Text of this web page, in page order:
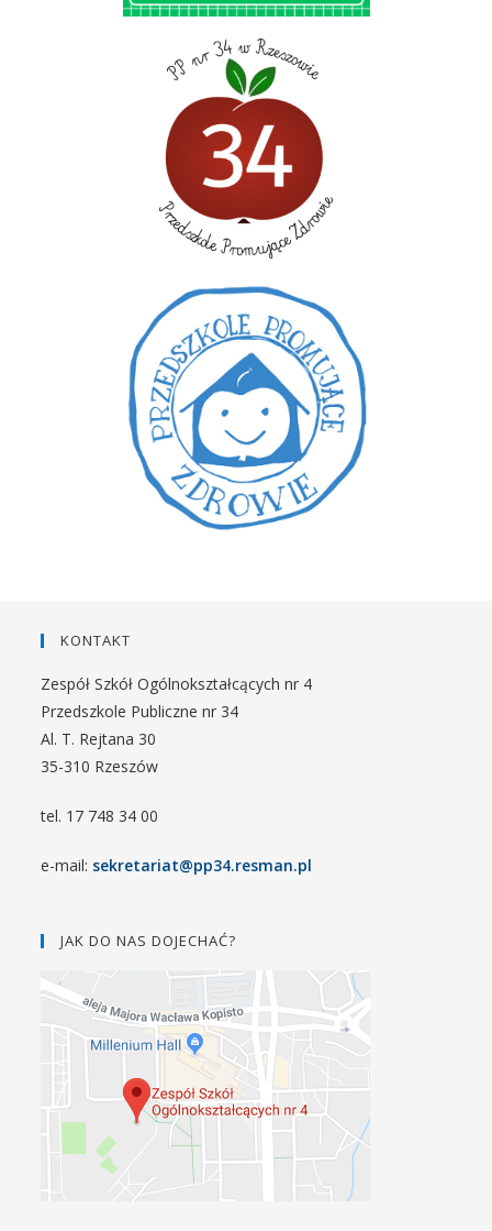
KONTAKT
Zespół Szkół Ogólnokształcących nr 4
Przedszkole Publiczne nr 34
Al. T. Rejtana 30
35-310 Rzeszów
tel. 17 748 34 00
e-mail: sekretariat@pp34.resman.pl
JAK DO NAS DOJECHAĆ?